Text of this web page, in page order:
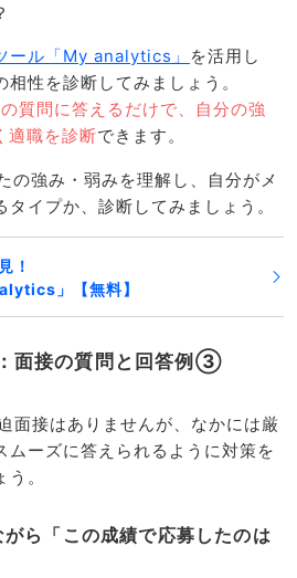
ール「My analytics」
を活用し
性を診断してみましょう。
質問に答えるだけで、自分の強
適職を診断できます。
強み・弱みを理解し、自分がメ
イプか、診断してみましょう。
！
」【無料】
面接の質問と回答例③
面接はありませんが、なかには厳
ムーズに答えられるように対策を
。
ら「この成績で応募したのは